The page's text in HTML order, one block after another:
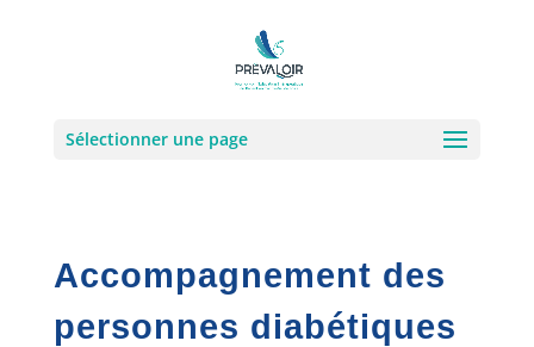
Sélectionner une page
Accompagnement des
personnes diabétiques